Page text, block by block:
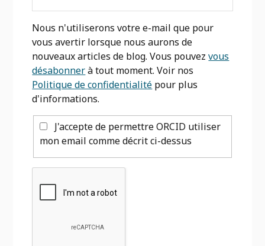
Nous n'utiliserons votre e-mail que pour
vous avertir lorsque nous aurons de
nouveaux articles de blog. Vous pouvezvous
désabonnerà tout moment. Voir nos
Politique de confidentialité pour plus
d'informations.
J'accepte de permettre ORCID utiliser
mon email comme décrit ci-dessus